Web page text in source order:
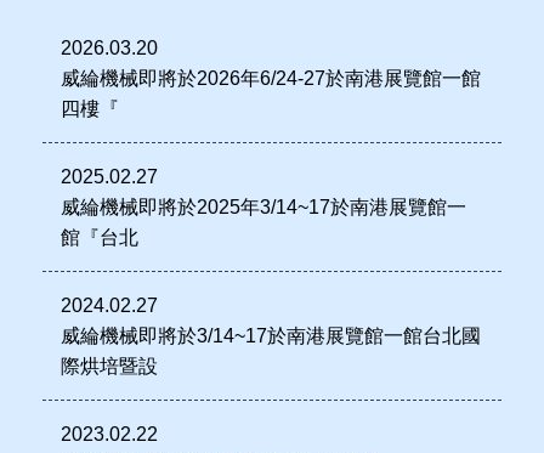
2026.03.20
威綸機械即將於2026年6/24-27於南港展覽館一館
四樓『
2025.02.27
威綸機械即將於2025年3/14~17於南港展覽館一
館『台北
2024.02.27
威綸機械即將於3/14~17於南港展覽館一館台北國
際烘培暨設
2023.02.22